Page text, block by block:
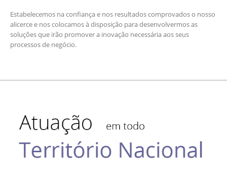
Estabelecemos na confiança e nos resultados comprovados o nosso
alicerce e nos colocamos à disposição para desenvolvermos as
soluções que irão promover a inovação necessária aos seus
processos de negócio.